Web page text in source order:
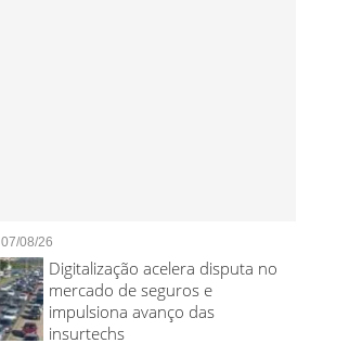
07/08/26
Digitalização acelera disputa no
mercado de seguros e
impulsiona avanço das
insurtechs